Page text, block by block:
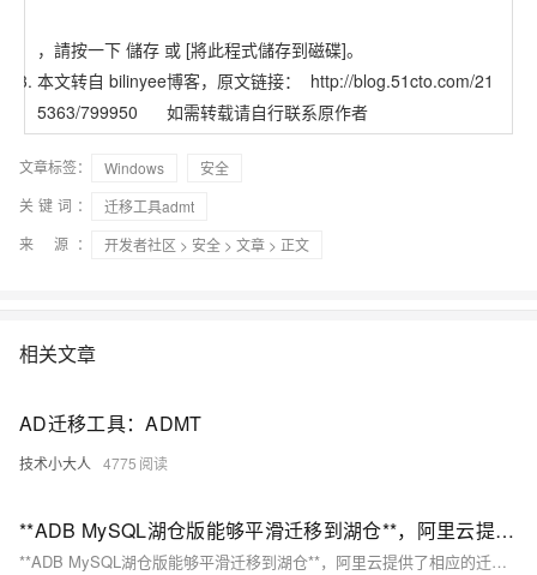
，請按一下 儲存 或 [將此程式儲存到磁碟]。
本文转自 bilinyee博客，原文链接： http://blog.51cto.com/21
5363/799950 如需转载请自行联系原作者
文章标签： Windows
安全
关键词：
迁移工具admt
来 源：
开发者社区 > 安全 > 文章 > 正文
相关文章
AD迁移工具：ADMT
技术小大人 4775
**ADB MySQL湖仓版能够平滑迁移到湖仓**，阿里云提供了相应的迁移工具和服务来简化这一过程。
**ADB MySQL湖仓版能够平滑迁移到湖仓**，阿里云提供了相应的迁移工具和服务来简化这一过程。